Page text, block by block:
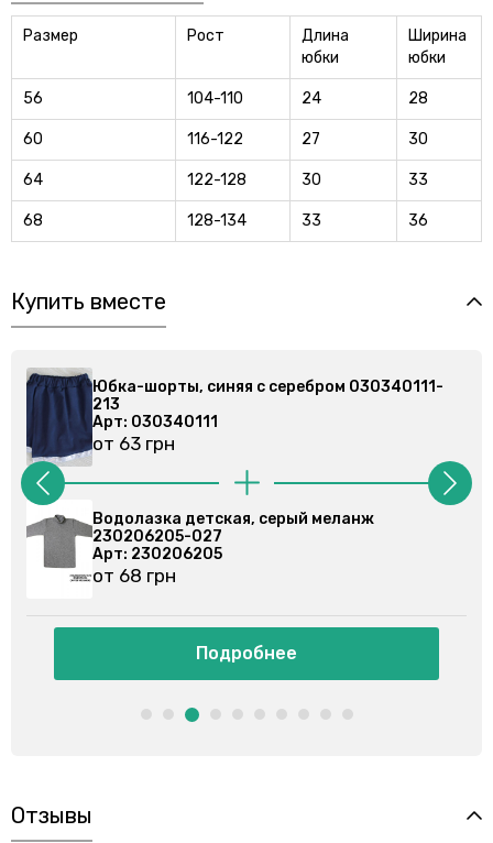
Размер Рост
Длина
юбки
Ширина
юбки
56 104-110 24 28
60 116-122 27 30
64 122-128 30 33
68 128-134 33 36
Купить вместе
030340111-
Юбка-шорты, синяя с серебром
Арт: 030340111
Водолазка детская, белая
Арт: 230206303
от 73 грн
Отзывы